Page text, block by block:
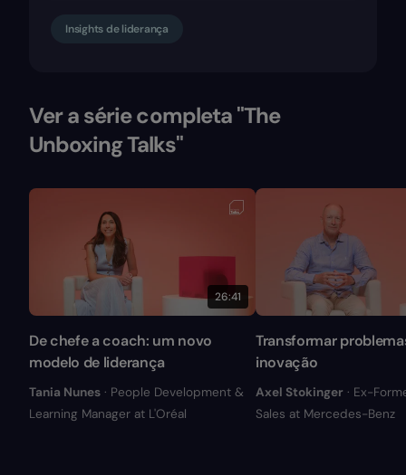
Insights de liderança
Ver a série completa "The
Unboxing Talks"
26:41
De chefe a coach: um novo
modelo de liderança
Tania Nunes · People Development &
Learning Manager at L'Oréal
Transformar
inovação
Axel Stokinger · Ex-
Sales at Mercedes-Benz